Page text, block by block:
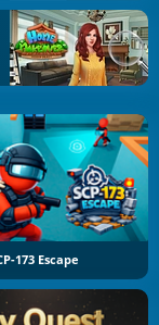
173 Escape